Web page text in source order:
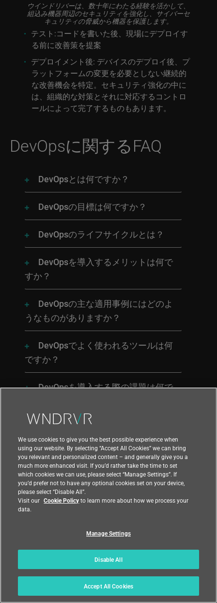
ウインドリバーは、数十年にわたる経験を活かして、
組込み機器周辺のセキュリティを強化し、サイバーセ
キュリティの脅威から機器を保護します。
テスト:コードを書いた後、現場にデプロイす
る前に改善策を提案
デプロイメント後: デバイスのデプロイ後、プ
ラットフォームの変更を必要としない継続的
な改善機会を特定。セキュリティ強化の中に
は、組織的な対策とそれに対応するコントロ
ールによって完了するものもあります。
DevOpsに関するFAQ
DevOpsとは何ですか？
DevOpsの目標は何ですか？
DevOpsのライフサイクルとは？
DevOpsを導入するメリットは何で
すか？
DevOpsの主な適用事例にはどのよ
うなものがありますか？
DevOpsでよく使われるツールは何
ですか？
DevOpsを導入する際の課題は何で
のでしょうか？
なぜDevOpsはシフトレフトテスト
を推奨しているのでしょうか？
CI/CDとは何ですか？
どのようなチームがDevOpsを採用
すべきですか？
We use cookies to give you the best possible experience when
using our website. By selecting “Accept All Cookies” we can bring
you relevant and personalized content – and generally give you a
much more enhanced visit. If you’d rather take the time to set
which cookies we can use, please select “Manage Settings”. If
you’d prefer not to have any optional cookies set on your device,
please select “Disable All”.
Visit our Cookie Policyto learn more about how we process your
data.
Manage Settings
Disable All
Accept All Cookies